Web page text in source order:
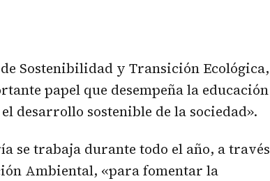
Sostenibilidad y Transición Ecológica,
papel que desempeña la educación
desarrollo sostenible de la sociedad».
se trabaja durante todo el año, a través
Ambiental, «para fomentar la